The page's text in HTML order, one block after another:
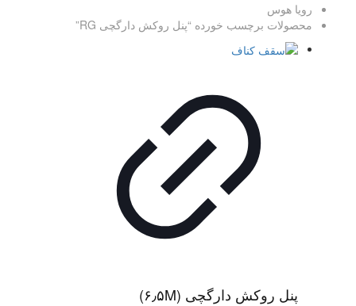
رویا هوس
محصولات برچسب خورده “پنل روکش دارگچی RG”
پنل روکش دارگچی (۶٫۵M)